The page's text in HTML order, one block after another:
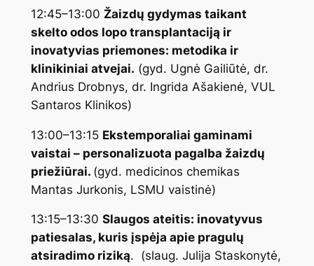
12:45–13:00 Žaizdų gydymas taikant
skelto odos lopo transplantaciją ir
inovatyvias priemones: metodika ir
klinikiniai atvejai. (gyd. Ugnė Gailiūtė, dr.
Andrius Drobnys, dr. Ingrida Ašakienė, VUL
Santaros Klinikos)
13:00–13:15 Ekstemporaliai gaminami
vaistai – personalizuota pagalba žaizdų
priežiūrai. (gyd. medicinos chemikas
Mantas Jurkonis, LSMU vaistinė)
13:15–13:30 Slaugos ateitis: inovatyvus
patiesalas, kuris įspėja apie pragulų
atsiradimo riziką. (slaug. Julija Staskonytė,